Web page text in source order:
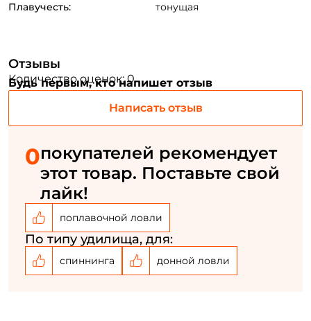
Плавучесть: тонущая
Отзывы
Количество оценок: 0
Будь первым, кто напишет отзыв
Написать отзыв
0покупателей рекомендует
этот товар. Поставьте свой
лайк!
поплавочной ловли
По типу удилища, для:
спиннинга донной ловли
ФИО: *
Номер телефона: *
Придумайте пароль: *
Повторите пароль: *
Заполняя данную форму вы соглашаетесь на обработку